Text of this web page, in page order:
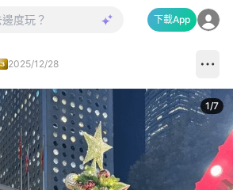
下載App
2025/12/28
1/7